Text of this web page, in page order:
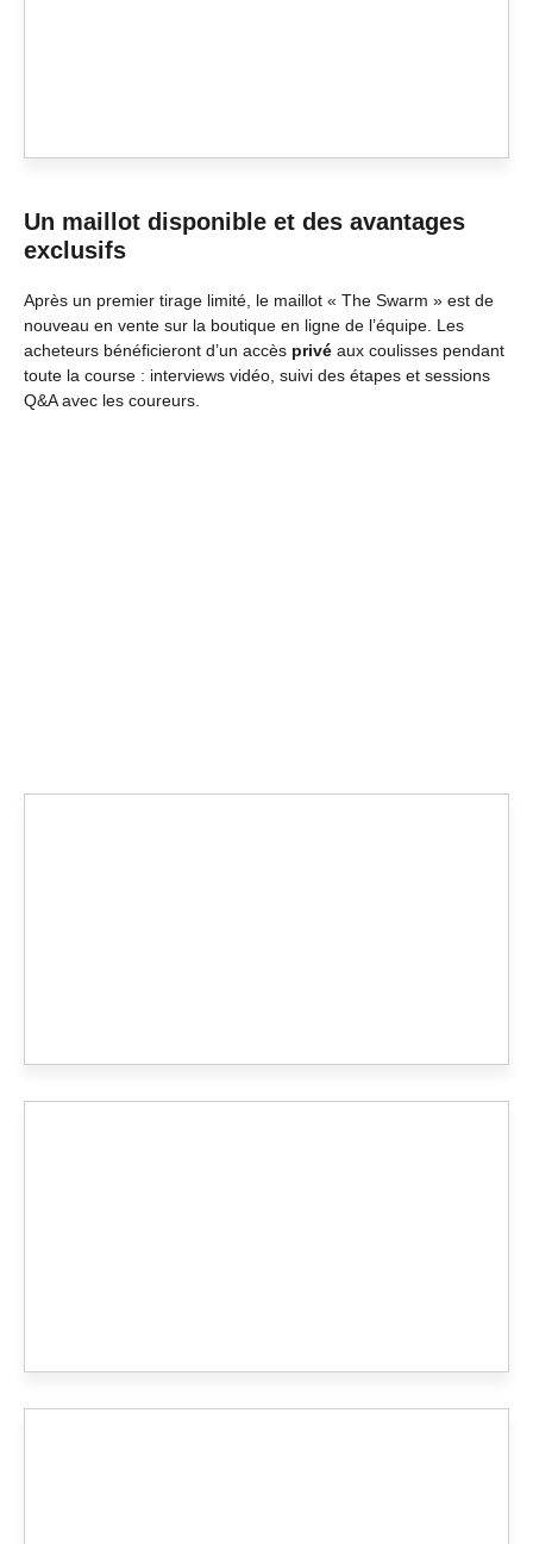
Un maillot disponible et des avantages
exclusifs
Après un premier tirage limité, le maillot « The Swarm » est de
nouveau en vente sur la boutique en ligne de l’équipe. Les
acheteurs bénéficieront d’un accès privé aux coulisses pendant
toute la course : interviews vidéo, suivi des étapes et sessions
Q&A avec les coureurs.